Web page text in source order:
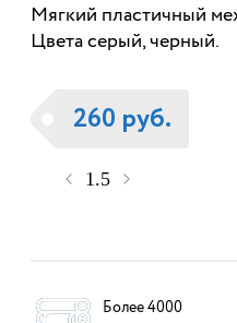
Мягкий пластичный
Цвета серый, черный.
260 руб.
Более 4000